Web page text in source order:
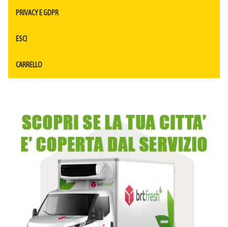
PRIVACY E GDPR
ESCI
CARRELLO